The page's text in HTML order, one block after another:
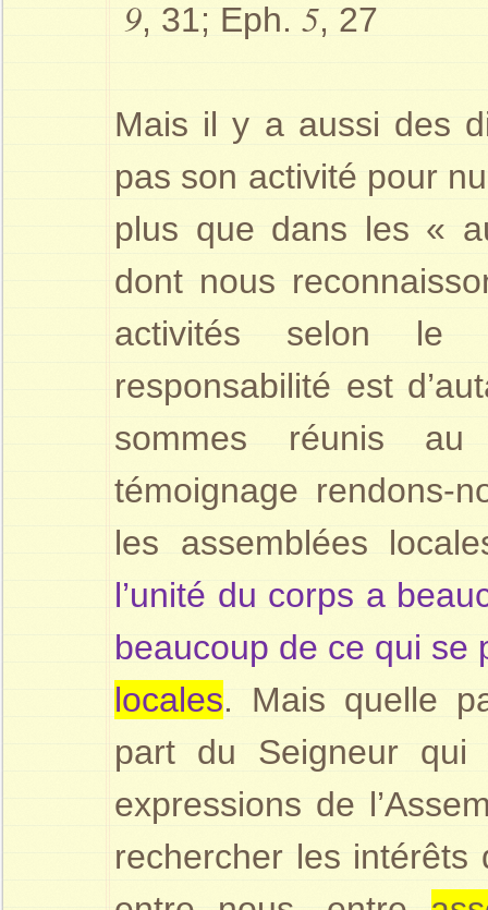
9, 31; Eph.5, 27
Mais il y a aussi des
pas son activité pour
plus que dans les «
dont nous
activités selon le
responsabilité est
sommes réunis
témoignage rendons-
les assemblées
l’unité du corps a
beaucoup de ce qui
locales. Mais quelle
part du Seigneur qui
expressions de
rechercher les